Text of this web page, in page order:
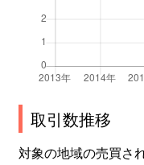
取引数推移
対象の地域の売買さ